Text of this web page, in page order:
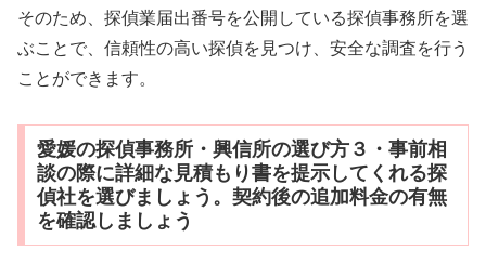
そのため、探偵業届出番号を公開している探偵事務所を選
ぶことで、信頼性の高い探偵を見つけ、安全な調査を行う
ことができます。
愛媛の探偵事務所・興信所の選び方３・事前相
談の際に詳細な見積もり書を提示してくれる探
偵社を選びましょう。契約後の追加料金の有無
を確認しましょう